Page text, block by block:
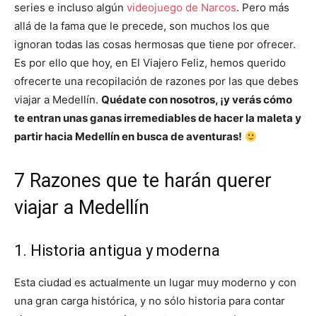
series e incluso algún videojuego de Narcos. Pero más
allá de la fama que le precede, son muchos los que
ignoran todas las cosas hermosas que tiene por ofrecer.
Es por ello que hoy, en El Viajero Feliz, hemos querido
ofrecerte una recopilación de razones por las que debes
viajar a Medellín. Quédate con nosotros, ¡y verás cómo
te entran unas ganas irremediables de hacer la maleta y
partir hacia Medellín en busca de aventuras!
7 Razones que te harán querer
viajar a Medellín
1. Historia antigua y moderna
Esta ciudad es actualmente un lugar muy moderno y con
una gran carga histórica, y no sólo historia para contar